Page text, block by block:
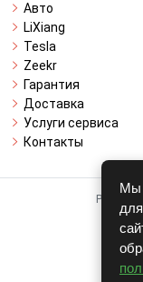
Авто
LiXiang
Tesla
Zeekr
Гарантия
Доставка
Услуги сервиса
Контакты
Мы